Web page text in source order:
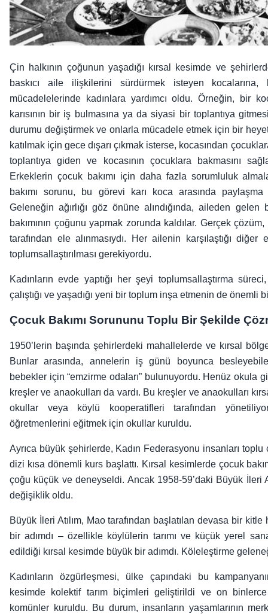
Çin halkının çoğunun yaşadığı kırsal kesimde ve
baskıcı aile ilişkilerini sürdürmek isteyen kocalarına,
mücadelelerinde kadınlara yardımcı oldu. Örneğin, bir
karısının bir iş bulmasına ya da siyasi bir toplantıya
durumu değiştirmek ve onlarla mücadele etmek için bir
katılmak için gece dışarı çıkmak isterse, kocasından
toplantıya giden ve kocasının çocuklara bakmasını
Erkeklerin çocuk bakımı için daha fazla sorumluluk
bakımı sorunu, bu görevi karı koca arasında
Geleneğin ağırlığı göz önüne alındığında, aileden
bakımının çoğunu yapmak zorunda kaldılar. Gerçek
tarafından ele alınmasıydı. Her ailenin karşılaştığı
toplumsallaştırılması gerekiyordu.
Kadınların evde yaptığı her şeyi toplumsallaştırma
çalıştığı ve yaşadığı yeni bir toplum inşa etmenin de önemli
Çocuk Bakımı Sorununu Toplu Bir Şekilde
1950’lerin başında şehirlerdeki mahallelerde ve kırsal
Bunlar arasında, annelerin iş günü boyunca
bebekler için “emzirme odaları” bulunuyordu. Henüz okula
kreşler ve anaokulları da vardı. Bu kreşler ve anaokulları
okullar veya köylü kooperatifleri tarafından
öğretmenlerini eğitmek için okullar kuruldu.
Ayrıca büyük şehirlerde, Kadın Federasyonu insanları
dizi kısa dönemli kurs başlattı. Kırsal kesimlerde çocuk
çoğu küçük ve deneyseldi. Ancak 1958-59’daki Büyük İleri
değişiklik oldu.
Büyük İleri Atılım, Mao tarafından başlatılan devasa bir
bir adımdı – özellikle köylülerin tarımı ve küçük yerel
edildiği kırsal kesimde büyük bir adımdı. Köleleştirme
Kadınların özgürleşmesi, ülke çapındaki bu
kesimde kolektif tarım biçimleri geliştirildi ve on binlerce
komünler kuruldu. Bu durum, insanların yaşamlarının